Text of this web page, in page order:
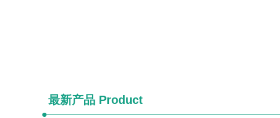
最新产品 Product